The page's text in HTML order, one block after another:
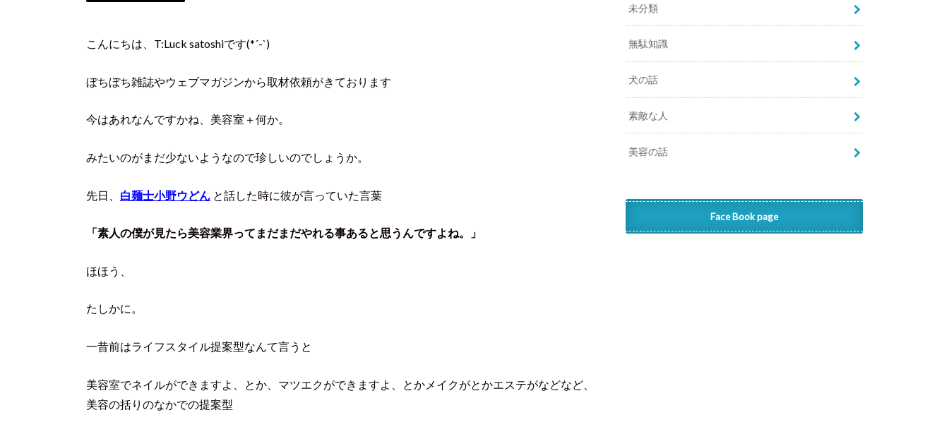
こんにちは、T:Luck satoshiです(*´-`)
ぼちぼち雑誌やウェブマガジンから取材依頼がきております
今はあれなんですかね、美容室＋何か。
みたいのがまだ少ないようなので珍しいのでしょうか。
先日、 白麺士小野ウどん と話した時に彼が言っていた言葉
「素人の僕が見たら美容業界ってまだまだやれる事あると思うんですよね。」
ほほう、
たしかに。
一昔前はライフスタイル提案型なんて言うと
美容室でネイルができますよ、とか、マツエクができますよ、とかメイクがとかエステがなどなど、
美容の括りのなかでの提案型
未分類
無駄知識
犬の話
素敵な人
美容の話
Face Book page